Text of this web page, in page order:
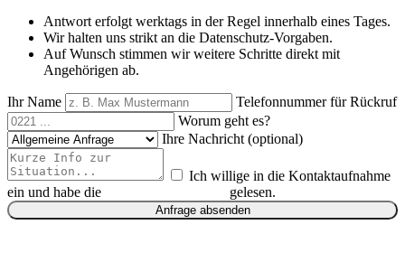
Antwort erfolgt werktags in der Regel innerhalb eines Tages.
Wir halten uns strikt an die Datenschutz-Vorgaben.
Auf Wunsch stimmen wir weitere Schritte direkt mit
Angehörigen ab.
Ihr Name
Telefonnummer für Rückruf
Worum geht es?
Ihre Nachricht (optional)
Ich willige in die Kontaktaufnahme
ein und habe die
gelesen.
Anfrage absenden